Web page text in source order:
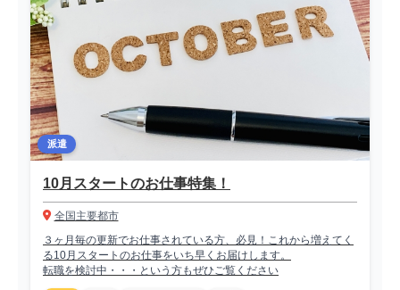
派遣
10月スタートのお仕事特集！
全国主要都市
３ヶ月毎の更新でお仕事されている方、必見！これから増えてく
る10月スタートのお仕事をいち早くお届けします。
転職を検討中・・・という方もぜひご覧ください